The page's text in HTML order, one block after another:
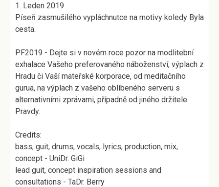
1. Leden 2019
Píseň zasmušilého vypláchnutce na motivy koledy Byla
cesta.
PF2019 - Dejte si v novém roce pozor na modlitební
exhalace Vašeho preferovaného náboženství, výplach z
Hradu či Vaší mateřské korporace, od meditačního
gurua, na výplach z vašeho oblíbeného serveru s
alternativními zprávami, případně od jiného držitele
Pravdy.
Credits:
bass, guit, drums, vocals, lyrics, production, mix,
concept - UniDr. GiGi
lead guit, concept inspiration sessions and
consultations - TaDr. Berry